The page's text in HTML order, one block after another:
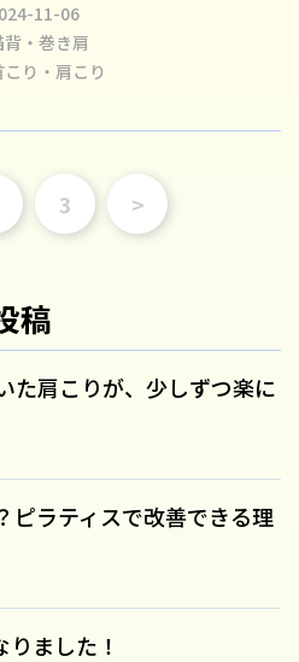
11-06
背・巻き肩
こり・肩こり
3 >
稿
た肩こりが、少しずつ楽に
ピラティスで改善できる理
ました！